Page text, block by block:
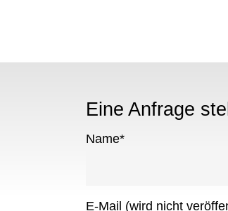
Eine Anfrage
Name*
E-Mail (wird nicht